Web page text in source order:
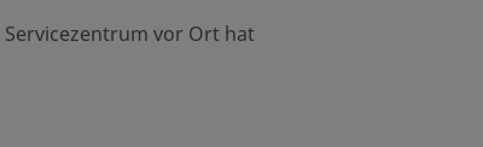
1/2 Zoll
Swagelok®
vor Ort hat